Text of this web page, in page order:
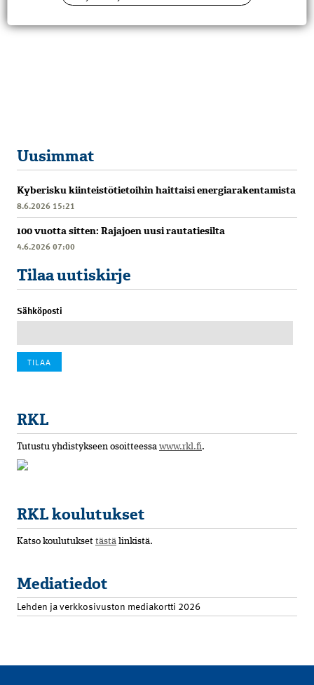
Uusimmat
Kyberisku kiinteistötietoihin haittaisi energiarakentamista
8.6.2026 15:21
100 vuotta sitten: Rajajoen uusi rautatiesilta
4.6.2026 07:00
Tilaa uutiskirje
Sähköposti
RKL
Tutustu yhdistykseen osoitteessa www.rkl.fi.
RKL koulutukset
Katso koulutukset tästä linkistä.
Mediatiedot
Lehden ja verkkosivuston mediakortti 2026